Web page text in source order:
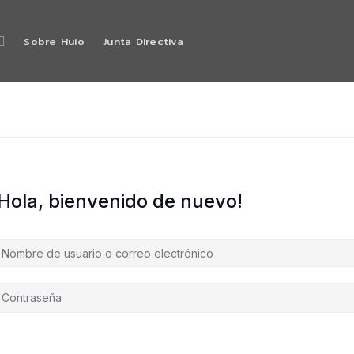
Sobre Huio Junta Directiva
bienvenido de nuevo!